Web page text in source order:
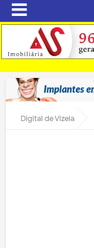
Digital de Vizela